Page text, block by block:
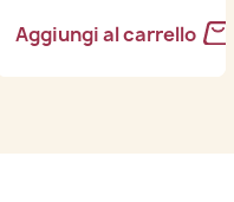
Aggiungi al carrello